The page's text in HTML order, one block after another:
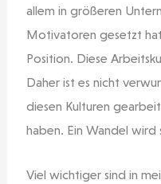
allem in größeren
Motivatoren gesetzt
Position. Diese
Daher ist es nicht
diesen Kulturen
haben. Ein Wandel wird
Viel wichtiger sind in